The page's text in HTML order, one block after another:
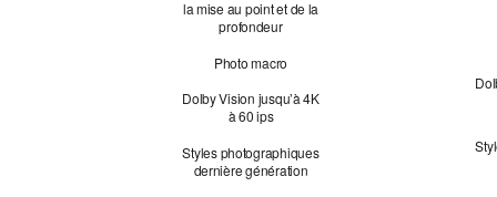
la mise au point et de la
profondeur
Photo macro
Dolby Vision jusqu’à 4K
à 60 ips
Styles photographiques
dernière génération